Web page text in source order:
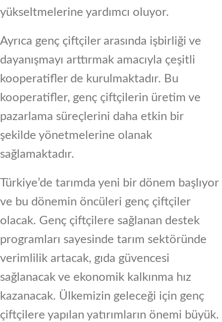
yükseltmelerine yardımcı oluyor.
Ayrıca genç çiftçiler arasında işbirliği ve
dayanışmayı arttırmak amacıyla çeşitli
kooperatifler de kurulmaktadır. Bu
kooperatifler, genç çiftçilerin üretim ve
pazarlama süreçlerini daha etkin bir
şekilde yönetmelerine olanak
sağlamaktadır.
Türkiye’de tarımda yeni bir dönem başlıyor
ve bu dönemin öncüleri genç çiftçiler
olacak. Genç çiftçilere sağlanan destek
programları sayesinde tarım sektöründe
verimlilik artacak, gıda güvencesi
sağlanacak ve ekonomik kalkınma hız
kazanacak. Ülkemizin geleceği için genç
çiftçilere yapılan yatırımların önemi büyük.